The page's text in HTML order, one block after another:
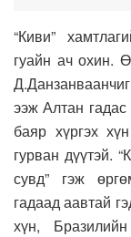
“Киви”
гуайн ач охин.
ээж Алтан
баяр хүргэх
гурван дүүтэй.
сувд” гэж
гадаад аавтай
хүн,